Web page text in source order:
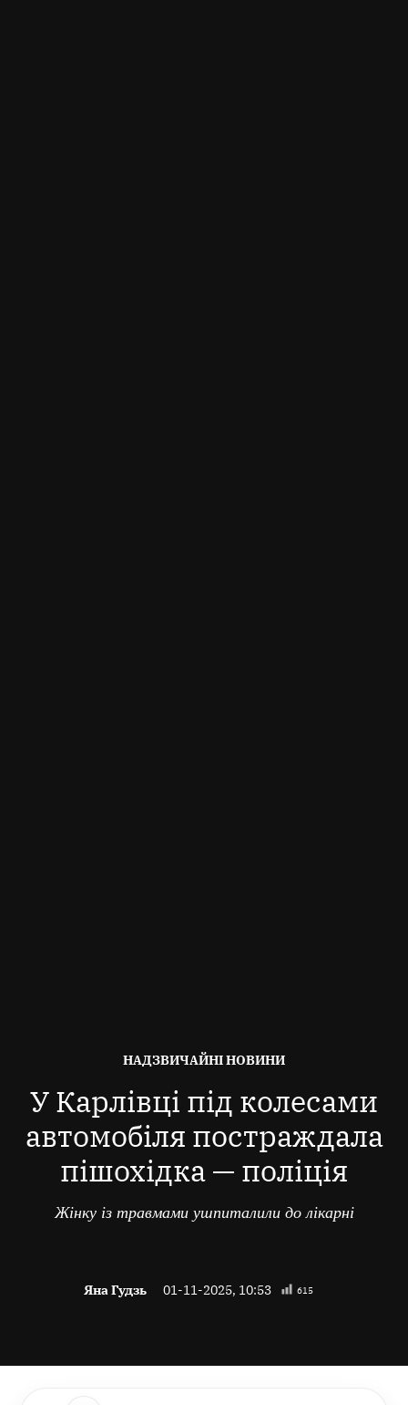
ОПУБЛІКОВАНО
НАДЗВИЧАЙНІ НОВИНИ
У Карлівці під колесами
автомобіля постраждала
пішохідка — поліція
Жінку із травмами ушпиталили до лікарні
Яна Гудзь 01-11-2025, 10:53 615